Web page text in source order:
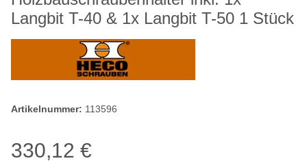
Langbit T-40 & 1x Langbit T-50 1 Stück
Artikelnummer: 113596
330,12 €